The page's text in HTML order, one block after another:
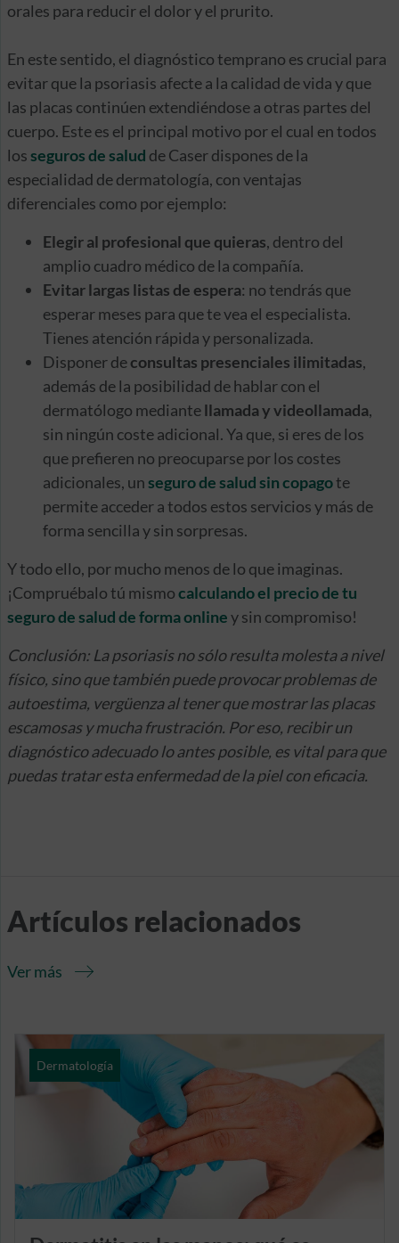
orales para reducir el dolor y el prurito.
En este sentido, el diagnóstico temprano es crucial para
evitar que la psoriasis afecte a la calidad de vida y que
las placas continúen extendiéndose a otras partes del
cuerpo. Este es el principal motivo por el cual en todos
losseguros de salud de Caser dispones de la
especialidad de dermatología, con ventajas
diferenciales como por ejemplo:
Elegir al profesional que quieras, dentro del
amplio cuadro médico de la compañía.
Evitar largas listas de espera: no tendrás que
esperar meses para que te vea el especialista.
Tienes atención rápida y personalizada.
Disponer deconsultas presenciales ilimitadas,
además de la posibilidad de hablar con el
dermatólogo mediantellamada y videollamada,
sin ningún coste adicional. Ya que, si eres de los
que prefieren no preocuparse por los costes
adicionales, unseguro de salud sin copagote
permite acceder a todos estos servicios y más de
forma sencilla y sin sorpresas.
Y todo ello, por mucho menos de lo que imaginas.
¡Compruébalo tú mismocalculando el precio de tu
seguro de salud de forma onliney sin compromiso!
Conclusión: La psoriasis no sólo resulta molesta a nivel
físico, sino que también puede provocar problemas de
autoestima, vergüenza al tener que mostrar las placas
escamosas y mucha frustración. Por eso, recibir un
diagnóstico adecuado lo antes posible, es vital para que
puedas tratar esta enfermedad de la piel con eficacia.
Artículos relacionados
Ver más
Dermatología